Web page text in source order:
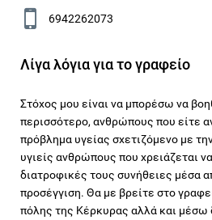
6942262073
Λίγα λόγια για το γραφείο
Στόχος μου είναι να μπορέσω να
περισσότερο, ανθρώπους που είτε
πρόβλημα υγείας σχετιζόμενο με
υγιείς ανθρώπους που χρειάζεται
διατροφικές τους συνήθειες μέσα
προσέγγιση. Θα με βρείτε στο
πόλης της Κέρκυρας αλλά και μέσω